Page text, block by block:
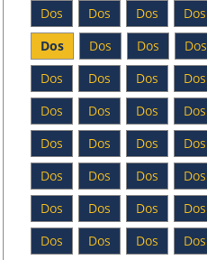
Dos Dos Dos
Dos
Dos
Dos Dos
Dos
Dos
Dos Dos
Dos
Dos
Dos Dos
Dos
Dos
Dos Dos
Dos
Dos
Dos Dos
Dos
Dos
Dos Dos
Dos
Dos
Dos Dos
Dos